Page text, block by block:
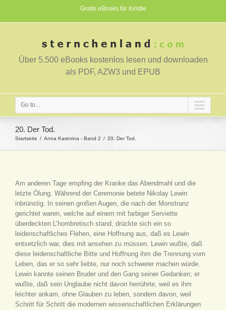
Gratis eBooks für Kindle
Über 5.500 eBooks kostenlos lesen und downloaden
als PDF, AZW3 und EPUB
Go to...
20. Der Tod.
Startseite Anna Karenina - Band 2 20. Der Tod.
Am anderen Tage empfing der Kranke das Abendmahl und die
letzte Ölung. Während der Ceremonie betete Nikolay Lewin
inbrünstig. In seinen großen Augen, die nach der Monstranz
gerichtet waren, welche auf einem mit farbiger Serviette
überdeckten L’hombretisch stand, drückte sich ein so
leidenschaftliches Flehen, eine Hoffnung aus, daß es Lewin
entsetzlich war, dies mit ansehen zu müssen. Lewin wußte, daß
diese leidenschaftliche Bitte und Hoffnung ihm die Trennung vom
Leben, das er so sehr liebte, nur noch schwerer machen würde.
Lewin kannte seinen Bruder und den Gang seiner Gedanken; er
wußte, daß sein Unglaube nicht davon herrührte, weil es ihm
leichter ankam, ohne Glauben zu leben, sondern davon, weil
Schritt für Schritt die modernen wissenschaftlichen Erklärungen